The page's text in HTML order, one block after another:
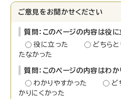
ご意見をお聞かせください
質問：このページの内容は役に
役に立った
どちら
たなかった
質問：このページの内容はわ
わかりやすかった
ど
かりにくかった